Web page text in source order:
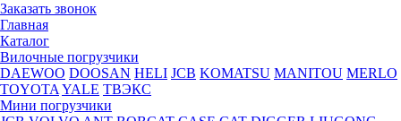
Заказать звонок
Главная
Каталог
Вилочные погрузчики
DAEWOO DOOSAN HELI JCB KOMATSU MANITOU MERLO
TOYOTA YALE ТВЭКС
Мини погрузчики